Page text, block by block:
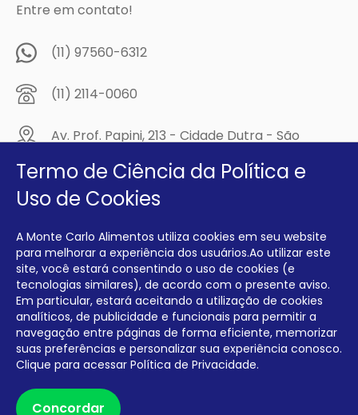
Entre em contato!
(11) 97560-6312
(11) 2114-0060
Av. Prof. Papini, 213 - Cidade Dutra - São
Compre na
MCA Virtual!
Siga a Monte Carlo Alimentos nas redes sociais!
INTERFRIOS COMÉRCIO DE FRIOS E LATICÍNIOS EIRELI CNPJ:
00.140.150/0001-09 INSCRIÇÃO ESTADUAL: 112.576.117.113
Termo de Ciência da Política e
Uso de Cookies
A Monte Carlo Alimentos utiliza cookies em seu website
para melhorar a experiência dos usuários.Ao utilizar este
site, você estará consentindo o uso de cookies (e
tecnologias similares), de acordo com o presente aviso.
Em particular, estará aceitando a utilização de cookies
analíticos, de publicidade e funcionais para permitir a
navegação entre páginas de forma eficiente, memorizar
suas preferências e personalizar sua experiência conosco.
Clique para acessar Política de Privacidade.
Concordar